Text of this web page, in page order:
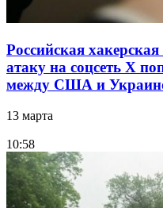
Российская
атаку на соцсеть Х
между США и
13 марта
10:58